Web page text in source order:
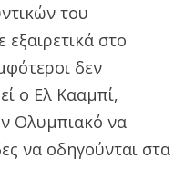
του
στο
δεν
ο Ελ Κααμπί,
Ολυμπιακό να
να οδηγούνται στα